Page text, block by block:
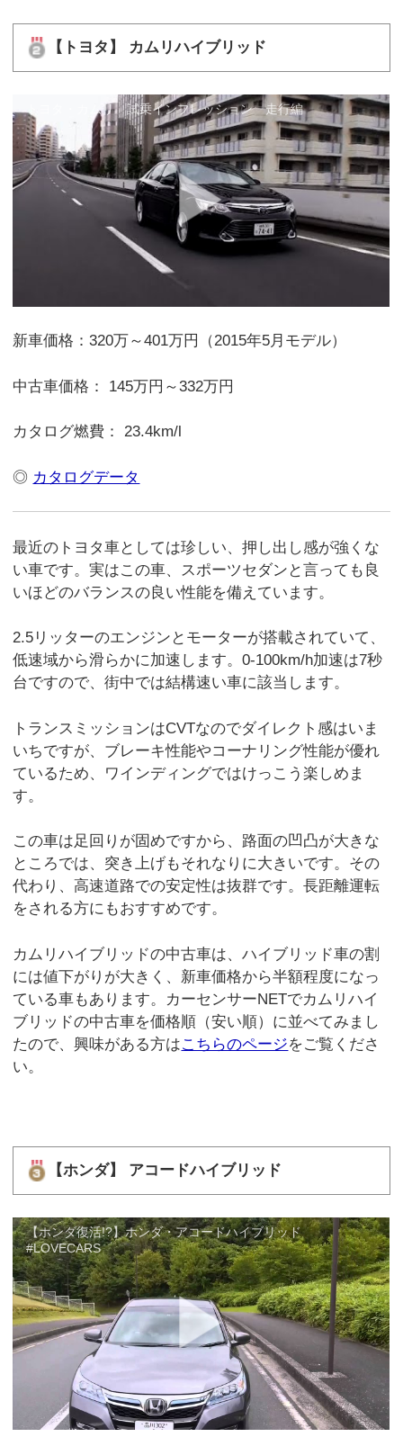
【トヨタ】 カムリハイブリッド
トヨタ・カムリ 試乗インプレッション 走行編
新車価格：320万～401万円（2015年5月モデル）
中古車価格： 145万円～332万円
カタログ燃費： 23.4km/l
◎ カタログデータ
最近のトヨタ車としては珍しい、押し出し感が強くな
い車です。実はこの車、スポーツセダンと言っても良
いほどのバランスの良い性能を備えています。
2.5リッターのエンジンとモーターが搭載されていて、
低速域から滑らかに加速します。0-100km/h加速は7秒
台ですので、街中では結構速い車に該当します。
トランスミッションはCVTなのでダイレクト感はいま
いちですが、ブレーキ性能やコーナリング性能が優れ
ているため、ワインディングではけっこう楽しめま
す。
この車は足回りが固めですから、路面の凹凸が大きな
ところでは、突き上げもそれなりに大きいです。その
代わり、高速道路での安定性は抜群です。長距離運転
をされる方にもおすすめです。
カムリハイブリッドの中古車は、ハイブリッド車の割
には値下がりが大きく、新車価格から半額程度になっ
ている車もあります。カーセンサーNETでカムリハイ
ブリッドの中古車を価格順（安い順）に並べてみまし
たので、興味がある方はこちらのページをご覧くださ
い。
【ホンダ】 アコードハイブリッド
【ホンダ復活!?】ホンダ・アコードハイブリッド
#LOVECARS